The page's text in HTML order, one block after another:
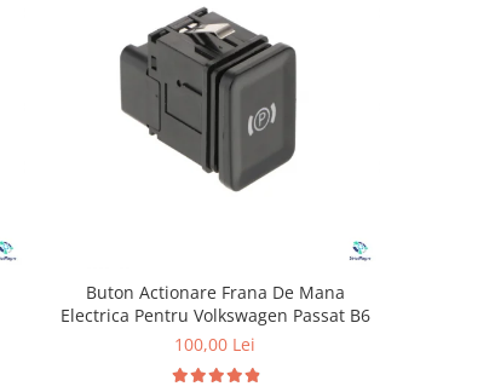
Buton Actionare Frana De Mana
Electrica Pentru Volkswagen Passat B6
100,00 Lei